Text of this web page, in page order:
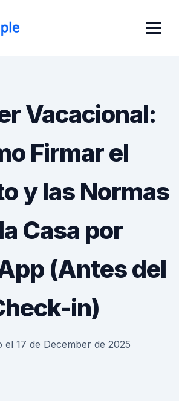
Vacacional:
Firmar el
y las Normas
Casa por
(Antes del
in)
el 17 de December de 2025